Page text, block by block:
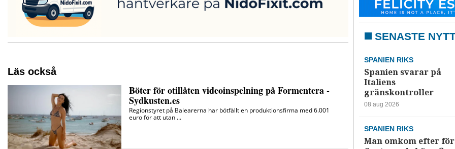
SENASTE
SPANIEN RIKS
Spanien svarar på
Italiens
gränskontroller
08 aug 2026
SPANIEN RIKS
Man omkom efter